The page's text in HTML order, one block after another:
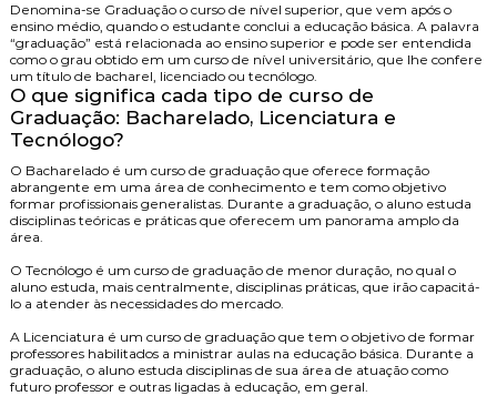
Denomina-se Graduação o curso de nível superior, que vem após o
ensino médio, quando o estudante conclui a educação básica. A palavra
“graduação” está relacionada ao ensino superior e pode ser entendida
como o grau obtido em um curso de nível universitário, que lhe confere
um título de bacharel, licenciado ou tecnólogo.
O que significa cada tipo de curso de
Graduação: Bacharelado, Licenciatura e
Tecnólogo?
O Bachareladoé um curso de graduação que oferece formação
abrangente em uma área de conhecimento e tem como objetivo
formar profissionais generalistas. Durante a graduação, o aluno estuda
disciplinas teóricas e práticas que oferecem um panorama amplo da
área.
O Tecnólogoé um curso de graduação de menor duração, no qual o
aluno estuda, mais centralmente, disciplinas práticas, que irão capacitá-
lo a atender às necessidades do mercado.
A Licenciatura é um curso de graduação que tem o objetivo de formar
professores habilitados a ministrar aulas na educação básica. Durante a
graduação, o aluno estuda disciplinas de sua área de atuação como
futuro professor e outras ligadas à educação, em geral.